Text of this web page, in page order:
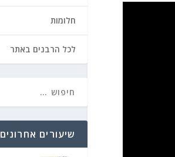
חלומות
לכל הרבנים באתר
שיעורים אחרונים